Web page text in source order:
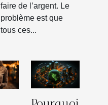
faire de l’argent. Le
problème est que
tous ces...